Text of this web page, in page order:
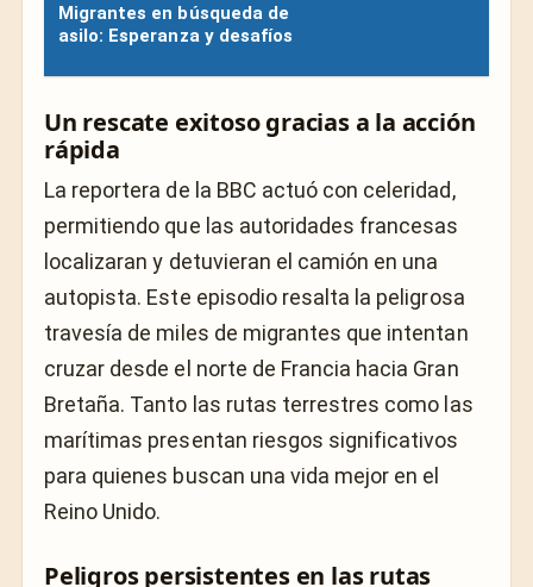
Migrantes en búsqueda de
asilo: Esperanza y desafíos
Un rescate exitoso gracias a la acción
rápida
La reportera de la BBC actuó con celeridad,
permitiendo que las autoridades francesas
localizaran y detuvieran el camión en una
autopista. Este episodio resalta la peligrosa
travesía de miles de migrantes que intentan
cruzar desde el norte de Francia hacia Gran
Bretaña. Tanto las rutas terrestres como las
marítimas presentan riesgos significativos
para quienes buscan una vida mejor en el
Reino Unido.
Peligros persistentes en las rutas